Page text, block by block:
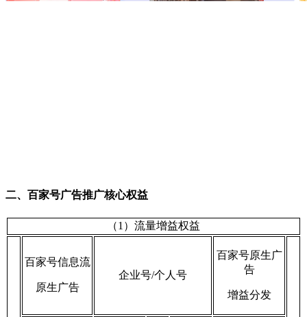
二、百家号广告推广核心权益
（1）流量增益权益
百家号信息流
原生广告
企业号/个人号
百家号原生广
告
增益分发